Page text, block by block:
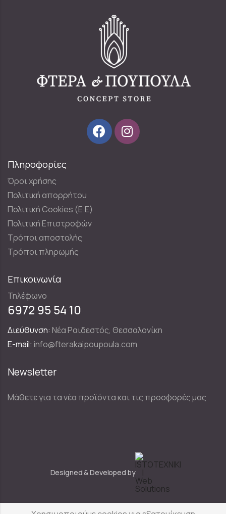
Πληροφορίες
Όροι χρήσης
Πολιτική απορρήτου
Πολιτική Cookies (E.E)
Πολιτική Επιστροφών
Τρόποι αποστολής
Τρόποι πληρωμής
Επικοινωνία
Τηλέφωνο
6972 95 54 10
Διεύθυνση: Νέα Ραιδεστός, Θεσσαλονίκη
E-mail: info@fterakaipoupoula.com
Newsletter
Μάθετε για τα νέα προϊόντα και τις προσφορές μας
Designed & Developed by